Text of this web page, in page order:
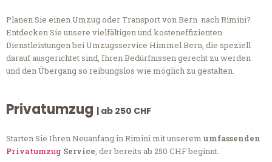
Planen Sie einen Umzug oder Transport von Bern nach Rimini?
Entdecken Sie unsere vielfältigen und kosteneffizienten
Dienstleistungen bei Umzugsservice Himmel Bern, die speziell
darauf ausgerichtet sind, Ihren Bedürfnissen gerecht zu werden
und den Übergang so reibungslos wie möglich zu gestalten.
Privatumzug | ab 250 CHF
Starten Sie Ihren Neuanfang in Rimini mit unserem umfassenden
Privatumzug Service, der bereits ab 250 CHF beginnt.